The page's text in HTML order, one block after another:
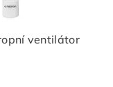
ventilátor